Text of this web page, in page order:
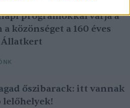
programokkal várja a
a közönséget a 160 éves
Állatkert
őszibarack: itt vannak
lelőhelyek!